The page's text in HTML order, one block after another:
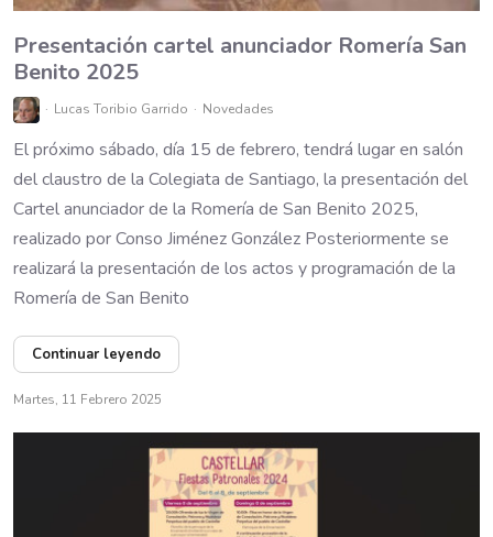
Presentación cartel anunciador Romería San
Benito 2025
Lucas Toribio Garrido Novedades
El próximo sábado, día 15 de febrero, tendrá lugar en salón
del claustro de la Colegiata de Santiago, la presentación del
Cartel anunciador de la Romería de San Benito 2025,
realizado por Conso Jiménez González Posteriormente se
realizará la presentación de los actos y programación de la
Romería de San Benito
Continuar leyendo
Martes, 11 Febrero 2025